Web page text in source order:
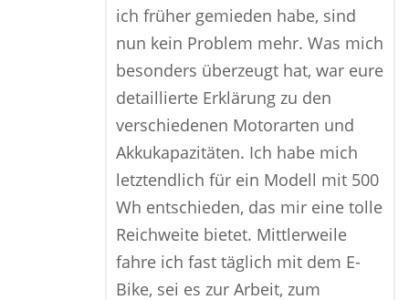
ich früher gemieden habe, sind
nun kein Problem mehr. Was mich
besonders überzeugt hat, war eure
detaillierte Erklärung zu den
verschiedenen Motorarten und
Akkukapazitäten. Ich habe mich
letztendlich für ein Modell mit 500
Wh entschieden, das mir eine tolle
Reichweite bietet. Mittlerweile
fahre ich fast täglich mit dem E-
Bike, sei es zur Arbeit, zum